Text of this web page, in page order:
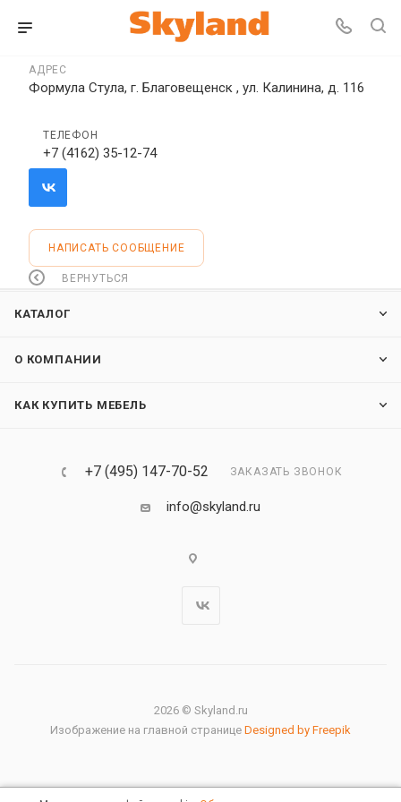
АДРЕС
Формула Стула, г. Благовещенск , ул. Калинина, д. 116
ТЕЛЕФОН
+7 (4162) 35-12-74
НАПИСАТЬ СООБЩЕНИЕ
ВЕРНУТЬСЯ
КАТАЛОГ
О КОМПАНИИ
КАК КУПИТЬ МЕБЕЛЬ
+7 (495) 147-70-52 ЗАКАЗАТЬ ЗВОНОК
info@skyland.ru
2026 © Skyland.ru
Изображение на главной странице Designed by Freepik